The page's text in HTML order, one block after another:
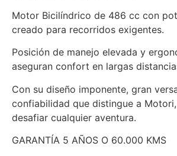
Motor Bicilíndrico de 486 cc con
creado para recorridos exigentes.
Posición de manejo elevada y
aseguran confort en largas
Con su diseño imponente, gran
confiabilidad que distingue a
desafiar cualquier aventura.
GARANTÍA 5 AÑOS O 60.000 KMS